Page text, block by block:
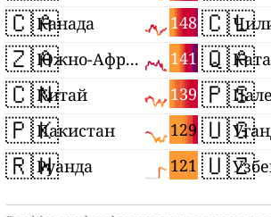
🇨🇦 148
Канада
🇿🇦 141
Южно-Африканская Республика
🇨🇳 139
Китай
🇵🇰 129
Пакистан
🇷🇼 121
Руанда
🇨🇱
🇶🇦
🇵🇸
🇺🇬
🇺🇿